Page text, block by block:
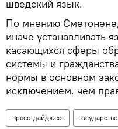
шведский язык.
По мнению
иначе устанавливать
касающихся сферы
системы и
нормы в основном
исключением, чем
Пресс-дайджест